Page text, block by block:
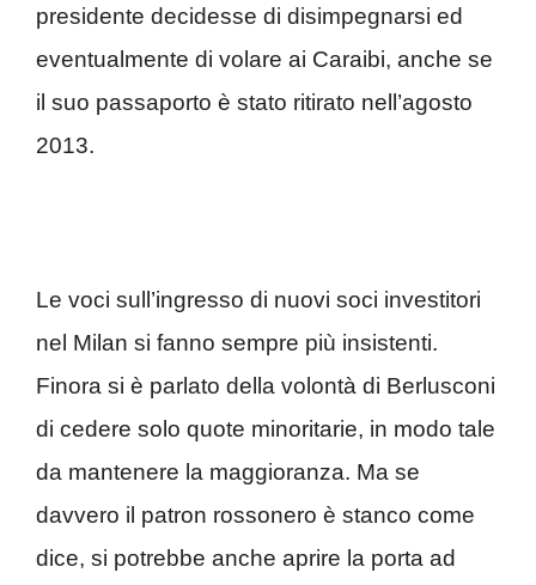
presidente decidesse di disimpegnarsi ed
eventualmente di volare ai Caraibi, anche se
il suo passaporto è stato ritirato nell’agosto
2013.
Le voci sull’ingresso di nuovi soci investitori
nel Milan si fanno sempre più insistenti.
Finora si è parlato della volontà di Berlusconi
di cedere solo quote minoritarie, in modo tale
da mantenere la maggioranza. Ma se
davvero il patron rossonero è stanco come
dice, si potrebbe anche aprire la porta ad